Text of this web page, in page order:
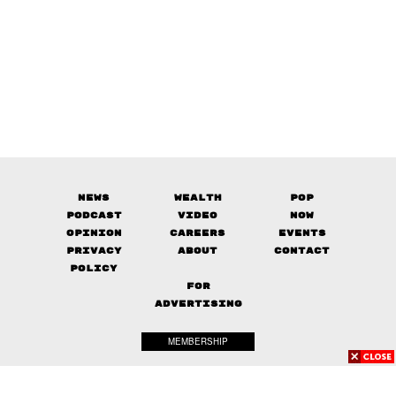
News Wealth
Pop
Podcast
Video
Now
Opinion
Careers
Events
Privacy
Policy
About Contact
FOR
ADVERTISING
MEMBERSHIP